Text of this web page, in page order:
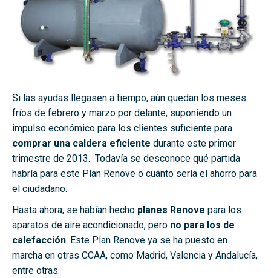
Si las ayudas llegasen a tiempo, aún quedan los meses
fríos de febrero y marzo por delante, suponiendo un
impulso económico para los clientes suficiente para
comprar una caldera eficiente durante este primer
trimestre de 2013. Todavía se desconoce qué partida
habría para este Plan Renove o cuánto sería el ahorro para
el ciudadano.
Hasta ahora, se habían hecho planes Renove para los
aparatos de aire acondicionado, pero no para los de
calefacción. Este Plan Renove ya se ha puesto en
marcha en otras CCAA, como Madrid, Valencia y Andalucía,
entre otras.